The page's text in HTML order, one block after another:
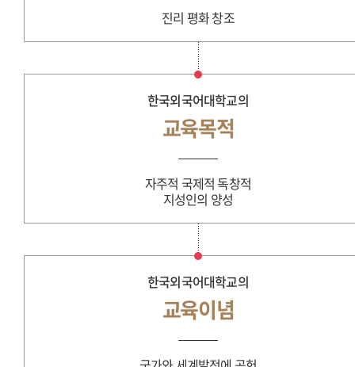
진리 평화 창조
한국외국어대학교의
교육목적
자주적 국제적 독창적
지성인의 양성
한국외국어대학교의
교육이념